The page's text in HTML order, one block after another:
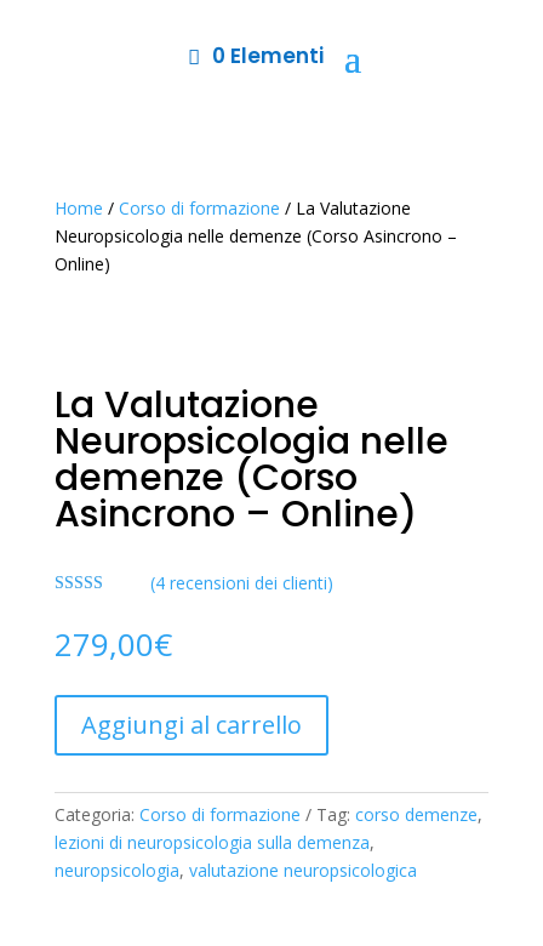
0 Elementi
Home / Corso di formazione / La Valutazione
Neuropsicologia nelle demenze (Corso Asincrono –
Online)
La Valutazione
Neuropsicologia nelle
demenze (Corso
Asincrono – Online)
di recensioni
(4 recensioni dei clienti)
279,00€
Aggiungi al carrello
Categoria: Corso di formazione Tag: corso demenze,
lezioni di neuropsicologia sulla demenza,
neuropsicologia, valutazione neuropsicologica